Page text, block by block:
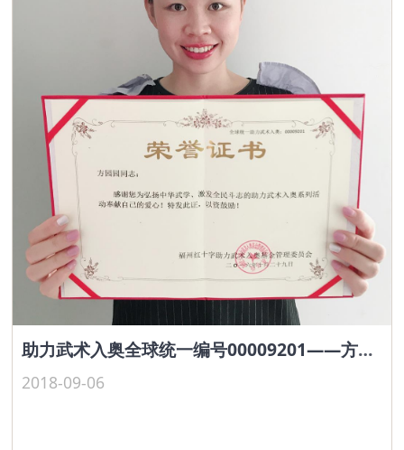
助力武术入奥全球统一编号00009201——方圆圆
2018-09-06